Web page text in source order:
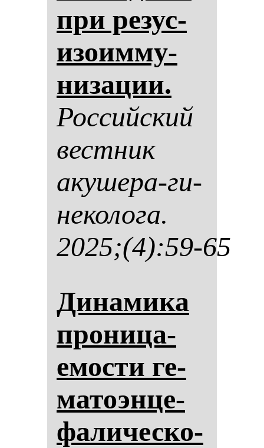
при ре­зус-
изо­им­му­
ни­за­ции.
Рос­сий­ский
вес­тник
аку­ше­ра-ги­
не­ко­ло­га.
2025;(4):59-65
Ди­на­ми­ка
про­ни­ца­
емос­ти ге­
ма­то­эн­це­
фа­ли­чес­ко­